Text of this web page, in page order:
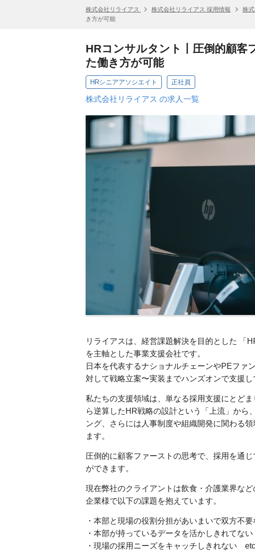
株式会社リライアス 株式会社リライアス 採用情報 株
き方が可能
HRコンサルタント丨圧倒的顧客
た働き方が可能
HRシニアアソシエイト 正社員
株式会社リライアス の求人一覧
リライアスは、経営課題解決を目的とした 「
を主軸とした事業支援会社です。
日本を代表するナショナルチェーンやPEファ
対して戦略立案〜実装までハンズオンで支援し
私たちの支援領域は、単なる採用支援にとど
ら逆算したHR戦略の設計という「上流」から
ング、さらには人事制度や組織開発に関わる
ます。
圧倒的に顧客ファーストの思考で、採用を通
ができます。
現在弊社のクライアントは飲食・介護業界な
企業様で以下の課題を抱えています。
・本部と現場の役割分担があいまいで双方不
・本部が持っているデータを活かしきれてない
・現場の採用ニーズをキャッチしきれない etc